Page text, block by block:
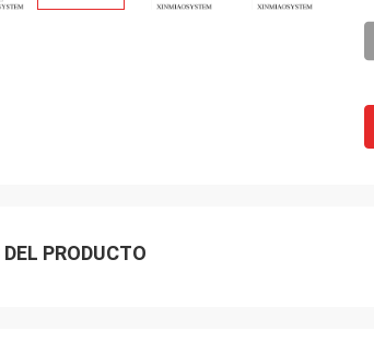
PRODUCTO